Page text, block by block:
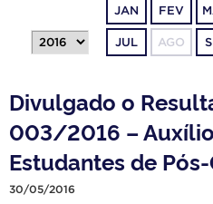
TELEFONES
JAN FEV
JUL AGO
Divulgado o
003/2016 –
Estudantes de
30/05/2016